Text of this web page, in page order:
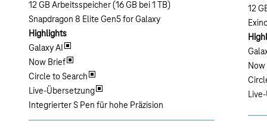
12 GB Arbeitsspeicher (16 GB bei 1 TB)
Snapdragon 8 Elite Gen5 for Galaxy
Highlights
Galaxy AI
Now Brief
Circle to Search
Live-Übersetzung
Integrierter S Pen für hohe Präzision
12